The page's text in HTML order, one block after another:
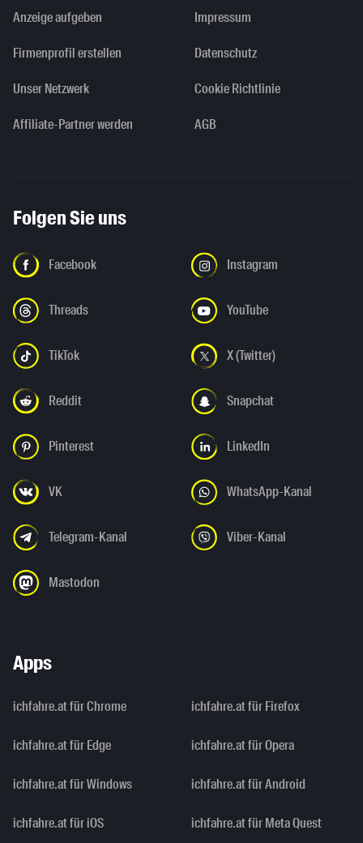
Anzeige aufgeben
Firmenprofil erstellen
Unser Netzwerk
Affiliate-Partner werden
Impressum
Datenschutz
Cookie Richtlinie
AGB
Folgen Sie uns
Facebook Instagram
Threads YouTube
TikTok X (Twitter)
Reddit Snapchat
Pinterest LinkedIn
VK WhatsApp-Kanal
Telegram-Kanal Viber-Kanal
Mastodon
Apps
ichfahre.at für Chrome ichfahre.at für Firefox
ichfahre.at für Edge ichfahre.at für Opera
ichfahre.at für Windows ichfahre.at für Android
ichfahre.at für iOS ichfahre.at für Meta Quest